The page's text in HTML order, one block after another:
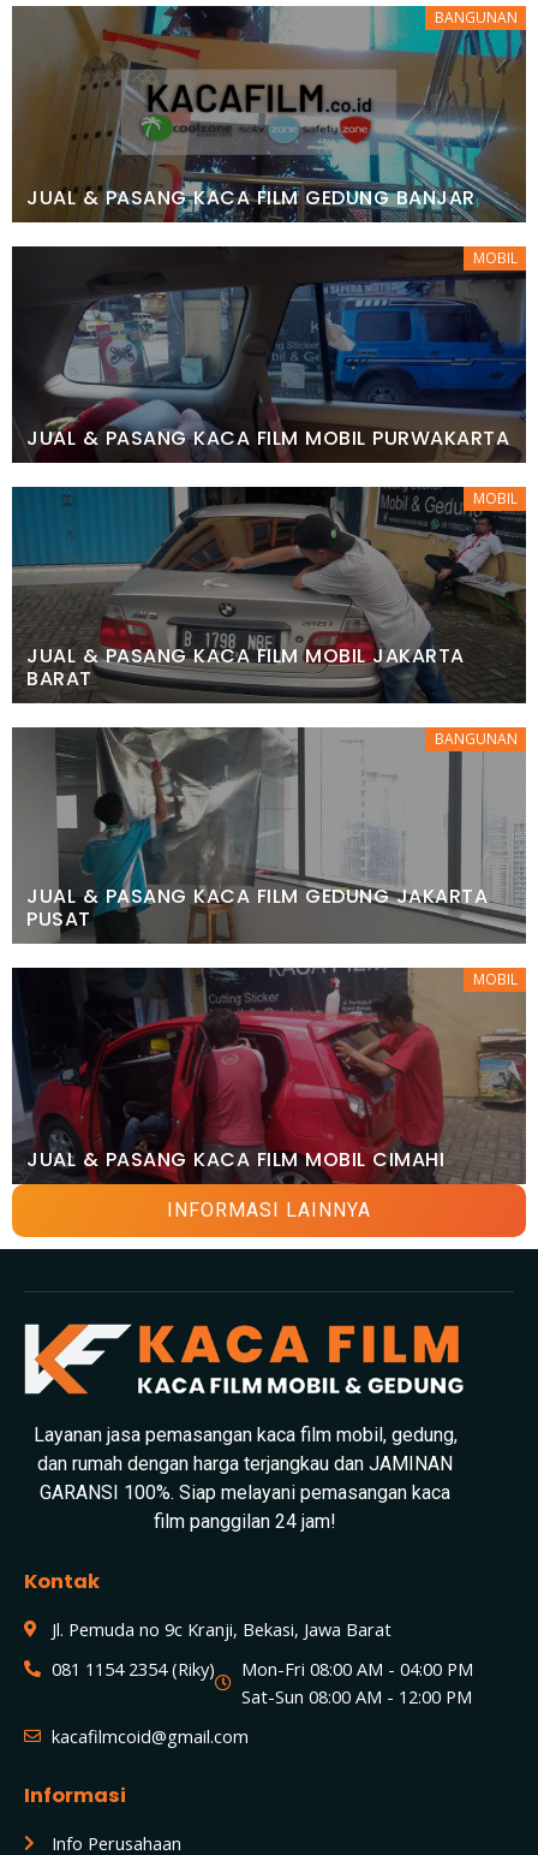
BANGUNAN
JUAL & PASANG KACA FILM GEDUNG BANJAR
MOBIL
JUAL & PASANG KACA FILM MOBIL PURWAKARTA
MOBIL
JUAL & PASANG KACA FILM MOBIL JAKARTA
BARAT
BANGUNAN
JUAL & PASANG KACA FILM GEDUNG JAKARTA
PUSAT
MOBIL
JUAL & PASANG KACA FILM MOBIL CIMAHI
INFORMASI LAINNYA
Layanan jasa pemasangan kaca film mobil, gedung,
dan rumah dengan harga terjangkau dan JAMINAN
GARANSI 100%. Siap melayani pemasangan kaca
film panggilan 24 jam!
Kontak
Jl. Pemuda no 9c Kranji, Bekasi, Jawa Barat
081 1154 2354 (Riky)
Mon-Fri 08:00 AM - 04:00 PM
Sat-Sun 08:00 AM - 12:00 PM
kacafilmcoid@gmail.com
Informasi
Info Perusahaan